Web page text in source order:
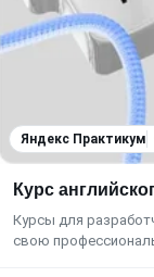
Яндекс Практикум
Курс
Курсы для
свою